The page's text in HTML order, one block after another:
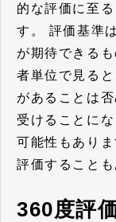
的な評価に至
す。 評価基準
が期待できる
者単位で見る
があることは
受けることに
可能性もあり
評価すること
360度評